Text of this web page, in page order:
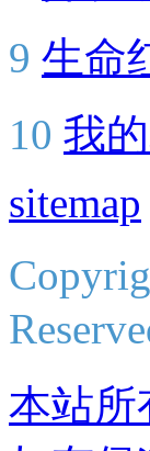
9 生命
10 我
sitemap
本站所